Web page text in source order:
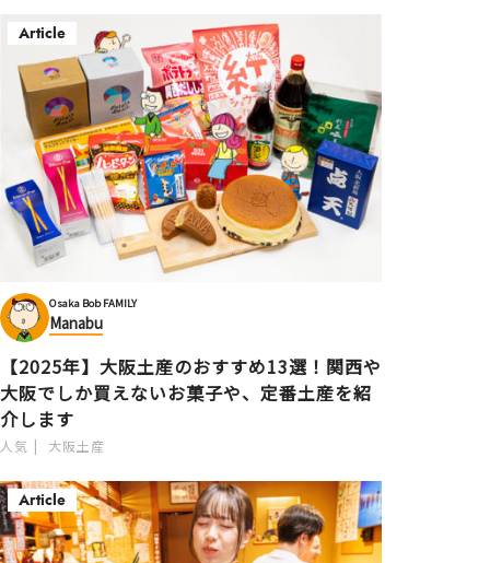
Article
Osaka Bob FAMILY
Manabu
【2025年】大阪土産のおすすめ13選！関西や
大阪でしか買えないお菓子や、定番土産を紹
介します
人気 大阪土産
Article